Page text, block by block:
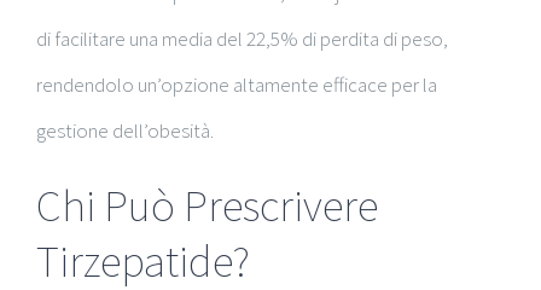
di facilitare una media del 22,5% di perdita di peso,
rendendolo un’opzione altamente efficace per la
gestione dell’obesità.
Chi Può Prescrivere
Tirzepatide?